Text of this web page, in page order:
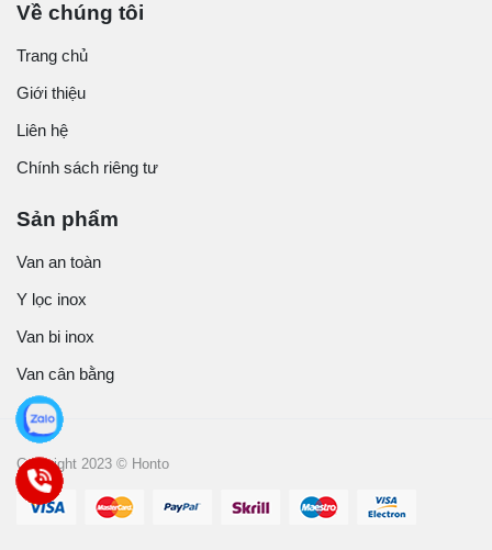
Về chúng tôi
Trang chủ
Giới thiệu
Liên hệ
Chính sách riêng tư
Sản phẩm
Van an toàn
Y lọc inox
Van bi inox
Van cân bằng
Copyright 2023 © Honto